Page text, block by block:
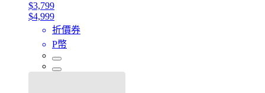
$3,799
$4,999
折價券
P幣